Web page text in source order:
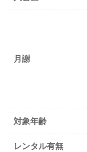
月謝
対象年齢
レンタル有無